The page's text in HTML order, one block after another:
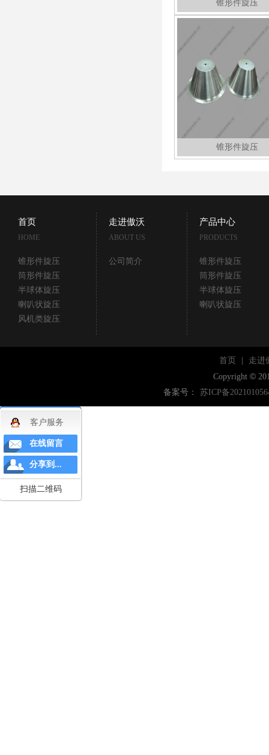
锥形件旋压
锥形件旋压
首页
HOME
锥形件旋压
筒形件旋压
半球体旋压
喇叭状旋压
风机类旋压
走进傲沃
ABOUT US
公司简介
产品中心
PRODUCTS
锥形件旋压
筒形件旋压
半球体旋压
喇叭状旋压
首页
走进
Copyright ©
备案号：
苏ICP备
客户服务
在线留言
分享到...
扫描二维码